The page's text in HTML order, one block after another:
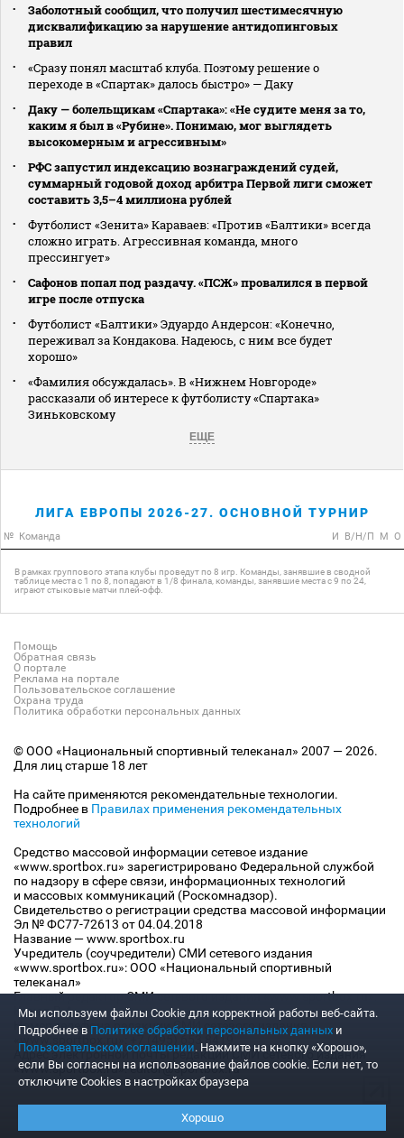
Заболотный сообщил, что получил шестимесячную
дисквалификацию за нарушение антидопинговых
правил
«Сразу понял масштаб клуба. Поэтому решение о
переходе в «Спартак» далось быстро» — Даку
Даку — болельщикам «Спартака»: «Не судите меня за то,
каким я был в «Рубине». Понимаю, мог выглядеть
высокомерным и агрессивным»
РФС запустил индексацию вознаграждений судей,
суммарный годовой доход арбитра Первой лиги сможет
составить 3,5–4 миллиона рублей
Футболист «Зенита» Караваев: «Против «Балтики» всегда
сложно играть. Агрессивная команда, много
прессингует»
Сафонов попал под раздачу. «ПСЖ» провалился в первой
игре после отпуска
Футболист «Балтики» Эдуардо Андерсон: «Конечно,
переживал за Кондакова. Надеюсь, с ним все будет
хорошо»
«Фамилия обсуждалась». В «Нижнем Новгороде»
рассказали об интересе к футболисту «Спартака»
Зиньковскому
ЕЩЕ
ЛИГА ЕВРОПЫ 2026-27. ОСНОВНОЙ ТУРНИР
№ Команда И В/Н/П М О
В рамках группового этапа клубы проведут по 8 игр. Команды, занявшие в сводной
таблице места с 1 по 8, попадают в 1/8 финала, команды, занявшие места с 9 по 24,
играют стыковые матчи плей-офф.
Помощь
Обратная связь
О портале
Реклама на портале
Пользовательское соглашение
Охрана труда
Политика обработки персональных данных
© ООО «Национальный спортивный телеканал» 2007 — 2026.
Для лиц старше 18 лет
На сайте применяются рекомендательные технологии.
Подробнее в Правилах применения рекомендательных
технологий
Средство массовой информации сетевое издание
«www.sportbox.ru» зарегистрировано Федеральной службой
по надзору в сфере связи, информационных технологий
и массовых коммуникаций (Роскомнадзор).
Свидетельство о регистрации средства массовой информации
Эл № ФС77-72613 от 04.04.2018
Название — www.sportbox.ru
Учредитель (соучредители) СМИ сетевого издания
«www.sportbox.ru»: ООО «Национальный спортивный
телеканал»
Главный редактор СМИ сетевого издания «www.sportbox.ru»:
Конов В.А.
Номер телефона редакции СМИ сетевого издания
«www.sportbox.ru»: +7 (495) 653 8419
Адрес электронной почты редакции СМИ сетевого издания
«www.sportbox.ru»: editor@sportbox.ru
Мы используем файлы Сookie для корректной работы веб-сайта.
Подробнее в Политике обработки персональных данных и
Пользовательском соглашении. Нажмите на кнопку «Хорошо»,
если Вы согласны на использование файлов cookie. Если нет, то
отключите Cookies в настройках браузера
Хорошо